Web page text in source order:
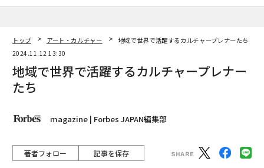
トップ アート・カルチャー
地域で世界で活躍するカルチャープレナーたち
2024.11.12 13:30
地域で世界で活躍するカルチャープレナー
たち
magazine | Forbes JAPAN編集部
著者フォロー 記事を保存